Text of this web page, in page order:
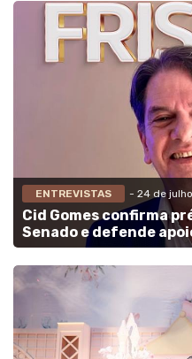
ENTREVISTAS - 24 de
Cid Gomes confirma
Senado e defende